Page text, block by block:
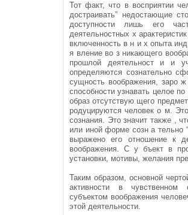
Тот факт, что в восприятии
достраивать” недо­стающие
доступности лишь его
деятельностных х
включенность в н и х опыта
­я вление во з никающего
прошлой деятельност и и
определяются сознательно
сущность воображения, заро
способности узнавать целое
образ отсутствую щего
родуцируются человек о м.
сознания. Это значит также ,
или иной форме созн а ­тельно
выражено его отношение к
воображения. С у бъ­ект в
установки, мотивы, желания
Таким образом, основной
активности в чувственном
субъектом воображения
этой деятельности.